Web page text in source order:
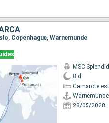
Copenhague, Warnemunde
MSC
8 d
Camarote
Warnemunde
28/05/2028